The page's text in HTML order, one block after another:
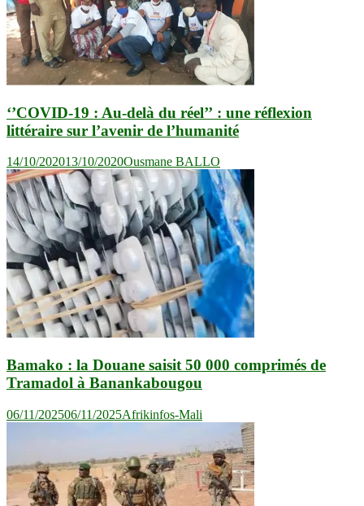
‘’COVID-19 : Au-delà du réel’’ : une réflexion
littéraire sur l’avenir de l’humanité
14/10/202013/10/2020Ousmane BALLO
Bamako : la Douane saisit 50 000 comprimés de
Tramadol à Banankabougou
06/11/202506/11/2025Afrikinfos-Mali